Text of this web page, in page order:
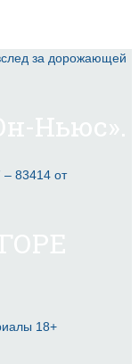
за дорожающей
83414 от
18+